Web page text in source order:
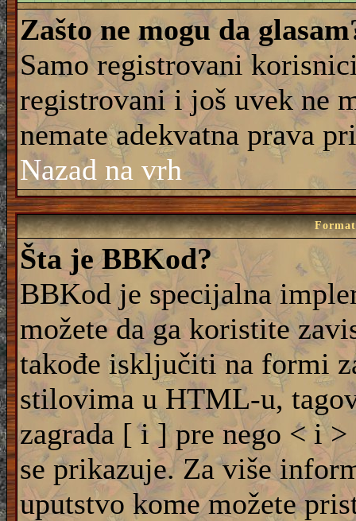
Zašto ne mogu da
Samo registrovani
registrovani i još uvek ne
nemate adekvatna prava
Nazad na vrh
Šta je BBKod?
BBKod je specijalna
možete da ga koristite
takođe isključiti na formi
stilovima u HTML-u,
zagrada [ i ] pre nego < i
se prikazuje. Za više
uputstvo kome možete